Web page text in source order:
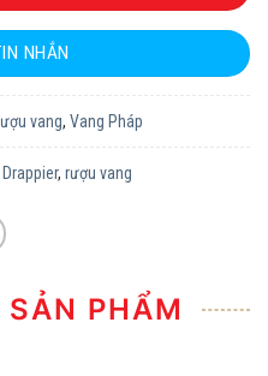
NHẮN
vang, Vang Pháp
Drappier, rượu vang
PHẨM